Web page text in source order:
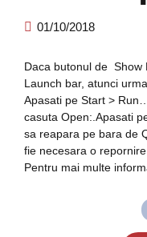
01/10/2018
Daca butonul de Show
Launch bar, atunci
Apasati pe Start >
casuta Open:.Apasati
sa reapara pe bara de
fie necesara o
Pentru mai multe